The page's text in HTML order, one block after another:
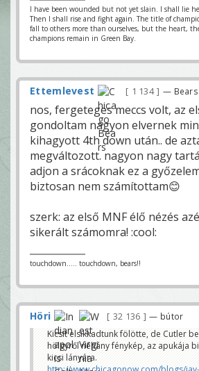
I have been wounded but not yet slain. I shall lie
Then I shall rise and fight again. The title of
fall to others more than ourselves, but the heart,
champions remain in Green Bay.
Ettemlevest 1 134 — Bears
nos, fergeteges meccs volt, az
gondoltam nagyon elvernek
kihagyott 4th down után.. de
megváltozott. nagyon nagy
adjon a srácoknak ez a
biztosan nem számítottam😊
szerk: az első MNF élő nézés
sikerált számomra! :cool:
touchdown..... touchdown, bears!!
Höri 32 136 — bútor
Kicsit elsikkadtunk fölötte, de Cutler
hölgyről néhány fénykép, az apukája
kicsi lányára.